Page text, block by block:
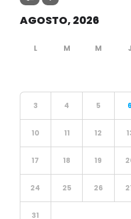
AGOSTO, 2026
3 4 5 6
10 11 12
17 18 19
24 25 26
31